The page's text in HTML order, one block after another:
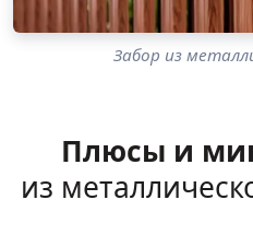
Забор из
Плюсы и
из